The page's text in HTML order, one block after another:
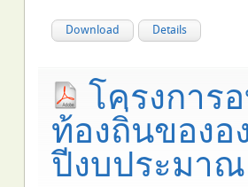
Download Details
โครงการ
ท้องถิ่นของอ
ปีงบประมาณ